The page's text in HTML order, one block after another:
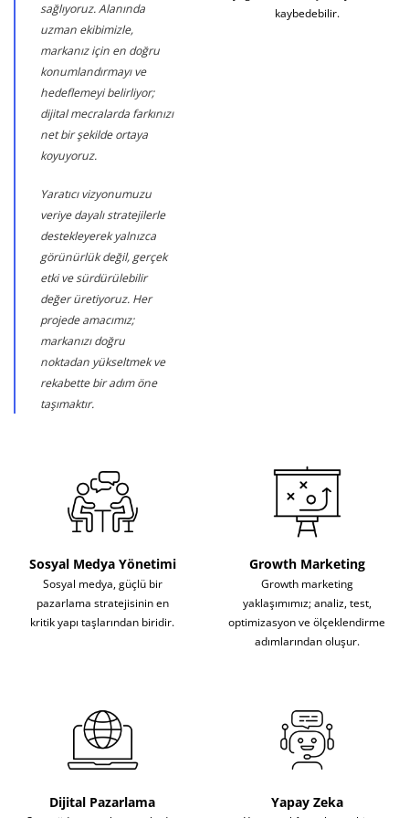
sağlıyoruz. Alanında
uzman ekibimizle,
markanız için en doğru
konumlandırmayı ve
hedeflemeyi belirliyor;
dijital mecralarda farkınızı
net bir şekilde ortaya
koyuyoruz.
Yaratıcı vizyonumuzu
veriye dayalı stratejilerle
destekleyerek yalnızca
görünürlük değil, gerçek
etki ve sürdürülebilir
değer üretiyoruz. Her
projede amacımız;
markanızı doğru
noktadan yükseltmek ve
rekabette bir adım öne
taşımaktır.
kaybedebilir.
Sosyal Medya Yönetimi
Sosyal medya, güçlü bir
pazarlama stratejisinin en
kritik yapı taşlarından biridir.
Growth Marketing
Growth marketing
yaklaşımımız; analiz, test,
optimizasyon ve ölçeklendirme
adımlarından oluşur.
Dijital Pazarlama Yapay Zeka